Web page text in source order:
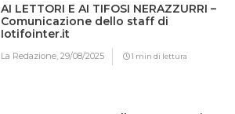
AI LETTORI E AI TIFOSI NERAZZURRI –
Comunicazione dello staff di
Iotifointer.it
La Redazione,29/08/2025 1 min di lettura